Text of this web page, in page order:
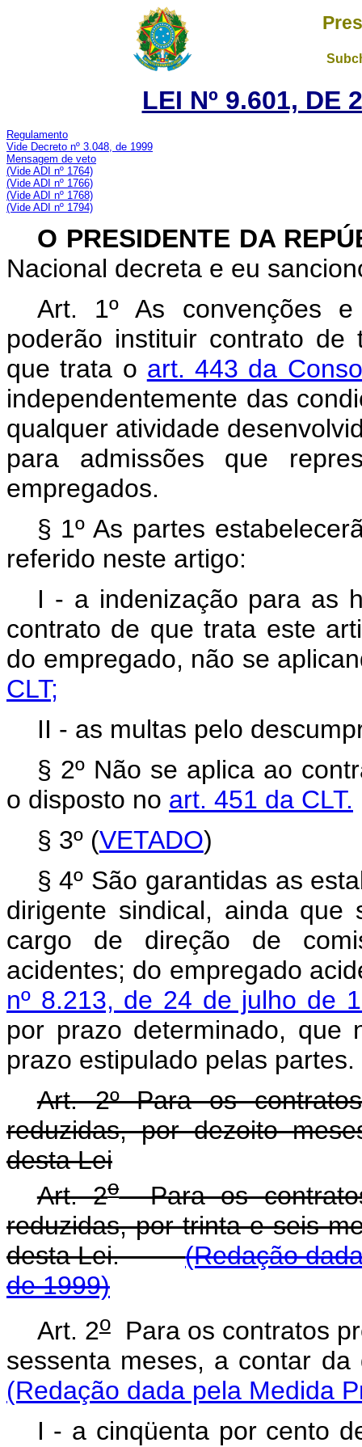
LEI Nº 9.601, DE
Regulamento
Vide Decreto nº 3.048, de 1999
Mensagem de veto
(Vide ADI nº 1764)
(Vide ADI nº 1766)
(Vide ADI nº 1768)
(Vide ADI nº 1794)
O PRESIDENTE DA
Nacional decreta e eu
Art. 1º As convenções
poderão instituir contrato
que trata o art. 443 da
independentemente das
qualquer atividade
para admissões que
empregados.
§ 1º As partes
referido neste artigo:
I - a indenização para as
contrato de que trata este
do empregado, não se
CLT;
II - as multas pelo
§ 2º Não se aplica ao
o disposto no art. 451 da CLT.
§ 3º (VETADO)
§ 4º São garantidas as
dirigente sindical, ainda que
cargo de direção de
acidentes; do empregado
nº 8.213, de 24 de julho de
por prazo determinado, que
prazo estipulado pelas partes.
Art. 2º Para os
reduzidas, por dezoito
desta Lei
Art. 2oPara os
reduzidas, por trinta e seis
desta Lei.(Redação
de 1999)
Art. 2oPara os contratos
sessenta meses, a contar
(Redação dada pela Medida
I - a cinqüenta por cento